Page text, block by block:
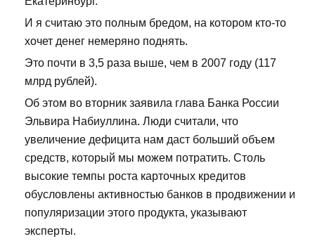
И я считаю это полным бредом, на котором кто-то
хочет денег немеряно поднять.
Это почти в 3,5 раза выше, чем в 2007 году (117
млрд рублей).
Об этом во вторник заявила глава Банка России
Эльвира Набиуллина. Люди считали, что
увеличение дефицита нам даст больший объем
средств, который мы можем потратить. Столь
высокие темпы роста карточных кредитов
обусловлены активностью банков в продвижении и
популяризации этого продукта, указывают
эксперты.